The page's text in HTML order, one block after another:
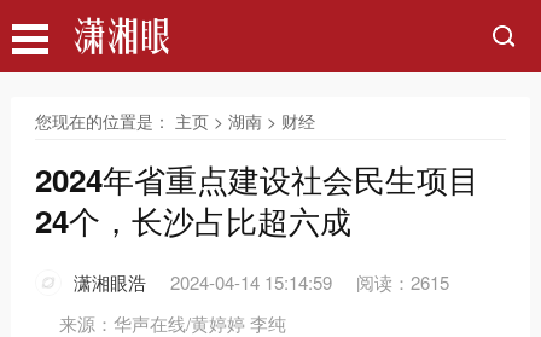
您现在的位置是： 主页> 湖南> 财经
2024年省重点建设社会民生项目
24个，长沙占比超六成
潇湘眼浩 2024-04-14 15:14:59
阅读：2615
来源：华声在线/黄婷婷 李纯